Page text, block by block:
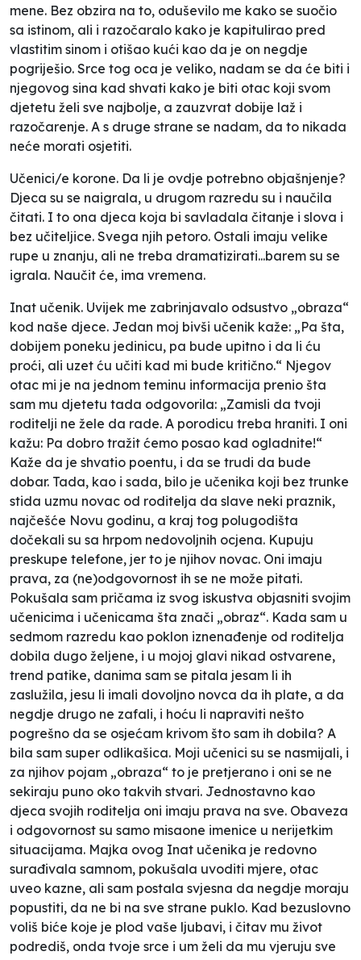
mene. Bez obzira na to, oduševilo me kako se suočio
sa istinom, ali i razočaralo kako je kapitulirao pred
vlastitim sinom i otišao kući kao da je on negdje
pogriješio. Srce tog oca je veliko, nadam se da će biti i
njegovog sina kad shvati kako je biti otac koji svom
djetetu želi sve najbolje, a zauzvrat dobije laž i
razočarenje. A s druge strane se nadam, da to nikada
neće morati osjetiti.
Učenici/e korone. Da li je ovdje potrebno objašnjenje?
Djeca su se naigrala, u drugom razredu su i naučila
čitati. I to ona djeca koja bi savladala čitanje i slova i
bez učiteljice. Svega njih petoro. Ostali imaju velike
rupe u znanju, ali ne treba dramatizirati...barem su se
igrala. Naučit će, ima vremena.
Inat učenik. Uvijek me zabrinjavalo odsustvo „obraza“
kod naše djece. Jedan moj bivši učenik kaže: „Pa šta,
dobijem poneku jedinicu, pa bude upitno i da li ću
proći, ali uzet ću učiti kad mi bude kritično.“ Njegov
otac mi je na jednom teminu informacija prenio šta
sam mu djetetu tada odgovorila: „Zamisli da tvoji
roditelji ne žele da rade. A porodicu treba hraniti. I oni
kažu: Pa dobro tražit ćemo posao kad ogladnite!“
Kaže da je shvatio poentu, i da se trudi da bude
dobar. Tada, kao i sada, bilo je učenika koji bez trunke
stida uzmu novac od roditelja da slave neki praznik,
najčešće Novu godinu, a kraj tog polugodišta
dočekali su sa hrpom nedovoljnih ocjena. Kupuju
preskupe telefone, jer to je njihov novac. Oni imaju
prava, za (ne)odgovornost ih se ne može pitati.
Pokušala sam pričama iz svog iskustva objasniti svojim
učenicima i učenicama šta znači „obraz“. Kada sam u
sedmom razredu kao poklon iznenađenje od roditelja
dobila dugo željene, i u mojoj glavi nikad ostvarene,
trend patike, danima sam se pitala jesam li ih
zaslužila, jesu li imali dovoljno novca da ih plate, a da
negdje drugo ne zafali, i hoću li napraviti nešto
pogrešno da se osjećam krivom što sam ih dobila? A
bila sam super odlikašica. Moji učenici su se nasmijali, i
za njihov pojam „obraza“ to je pretjerano i oni se ne
sekiraju puno oko takvih stvari. Jednostavno kao
djeca svojih roditelja oni imaju prava na sve. Obaveza
i odgovornost su samo misaone imenice u nerijetkim
situacijama. Majka ovog Inat učenika je redovno
surađivala samnom, pokušala uvoditi mjere, otac
uveo kazne, ali sam postala svjesna da negdje moraju
popustiti, da ne bi na sve strane puklo. Kad bezuslovno
voliš biće koje je plod vaše ljubavi, i čitav mu život
podrediš, onda tvoje srce i um želi da mu vjeruju sve